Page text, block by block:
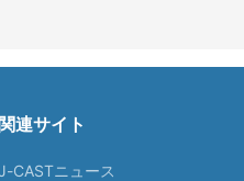
関連サイト
CASTニュース